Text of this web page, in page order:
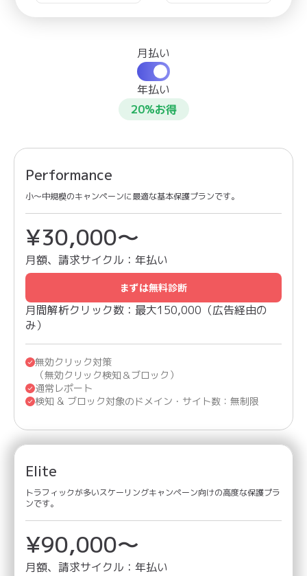
月払い
年払い
20%お得
Performance
小〜中規模のキャンペーンに最適な基本保護プランです。
¥37,500〜
¥30,000〜
月額、請求サイクル： 年払い
まずは無料診断
月間解析クリック数：最大150,000（広告経由の
み）
無効クリック対策
（無効クリック検知＆ブロック）
通常レポート
検知 & ブロック対象のドメイン・サイト数：無制限
Elite
トラフィックが多いスケーリングキャンペーン向けの高度な保護プラ
ンです。
¥112,500〜
¥90,000〜
月額、請求サイクル： 年払い